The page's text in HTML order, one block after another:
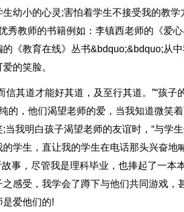
幼小的心灵;害怕着学生不接受我的教
秀教师的书籍例如：李镇西老师的《爱
《教育在线》丛书&bdquo;&bdquo;从
的笑脸。
信其道才能好其道，及至行其道。”“孩
的，他们渴望老师的爱，当我知道微笑
当我明白孩子渴望老师的友谊时，“与学
学生，直让我的学生在电话那头兴奋地
事，尽管我是理科毕业，也捧起了一本
感受，我学会了蹲下与他们共同游戏，
爱他们的!